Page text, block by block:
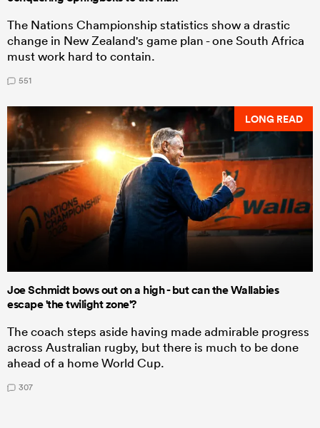
The Nations Championship statistics show a drastic
change in New Zealand's game plan - one South Africa
must work hard to contain.
551
LONG READ
Joe Schmidt bows out on a high - but can the Wallabies
escape 'the twilight zone'?
The coach steps aside having made admirable progress
across Australian rugby, but there is much to be done
ahead of a home World Cup.
307